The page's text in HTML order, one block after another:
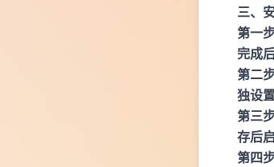
三、
第一
完成
第二
独设
第三
存后
第四